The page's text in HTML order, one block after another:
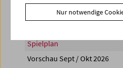
Spielplan
Vorschau Sept / Okt 2026
Nur notwendige